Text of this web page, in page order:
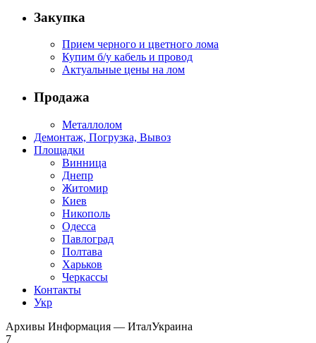
Закупка
Прием черного и цветного лома
Купим б/у кабель и провод
Актуальные цены на лом
Продажа
Металлолом
Демонтаж, Погрузка, Вывоз
Площадки
Винница
Днепр
Житомир
Киев
Никополь
Одесса
Павлоград
Полтава
Харьков
Черкассы
Контакты
Укр
Архивы Информация — ИталУкраина
7